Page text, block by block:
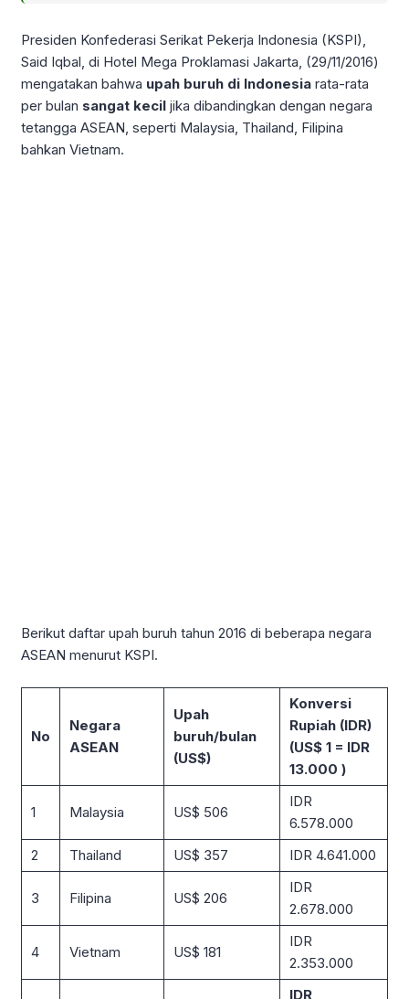
Presiden Konfederasi Serikat Pekerja Indonesia (KSPI),
Said Iqbal, di Hotel Mega Proklamasi Jakarta, (29/11/2016)
mengatakan bahwa upah buruh di Indonesia rata-rata
per bulan sangat kecil jika dibandingkan dengan negara
tetangga ASEAN, seperti Malaysia, Thailand, Filipina
bahkan Vietnam.
Berikut daftar upah buruh tahun 2016 di beberapa negara
ASEAN menurut KSPI.
No
Negara
ASEAN
Upah
buruh/bulan
(US$)
Konversi
Rupiah (IDR)
(US$ 1 = IDR
13.000 )
1 Malaysia US$ 506
IDR
6.578.000
2
Thailand US$ 357 IDR 4.641.000
3 Filipina US$ 206
IDR
2.678.000
4 Vietnam US$ 181
IDR
2.353.000
IDR